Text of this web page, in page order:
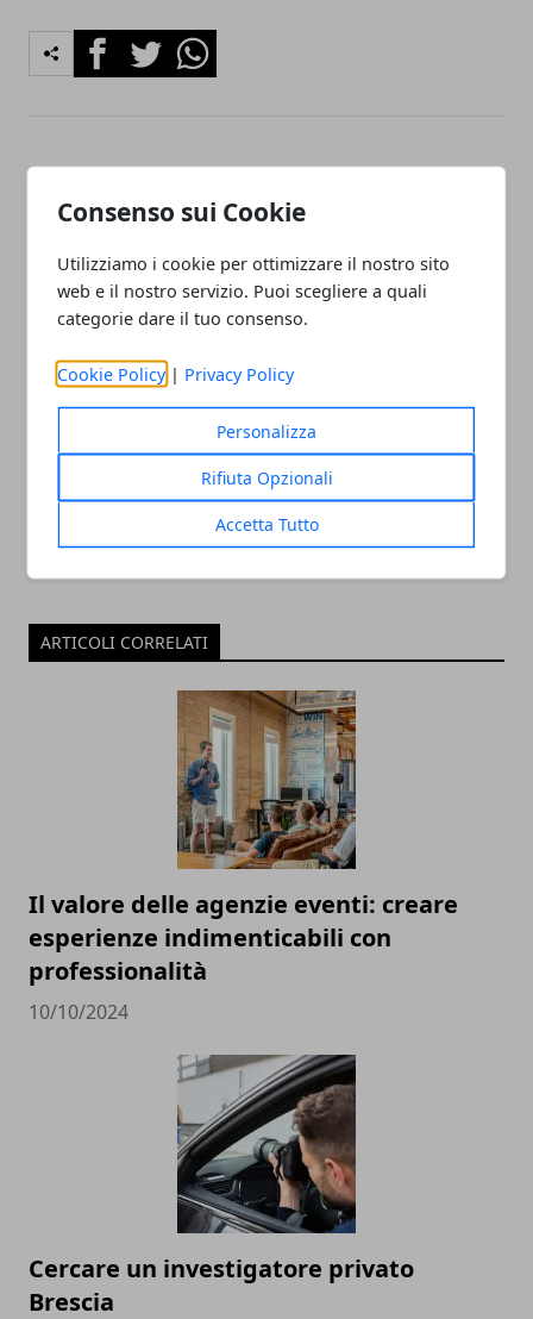
Consenso sui Cookie
Utilizziamo i cookie per ottimizzare il nostro sito
web e il nostro servizio. Puoi scegliere a quali
categorie dare il tuo consenso.
Cookie Policy | Privacy Policy
Personalizza
Rifiuta Opzionali
Accetta Tutto
FacebookTwitterWhatsapp
Articolo Precedente
Assistenza Climatizzatori
Roma
Articolo Successivo
Impianti di Allarme Roma
Redazione
ARTICOLI CORRELATI
Il valore delle agenzie eventi: creare
esperienze indimenticabili con
professionalità
10/10/2024
Cercare un investigatore privato
Brescia